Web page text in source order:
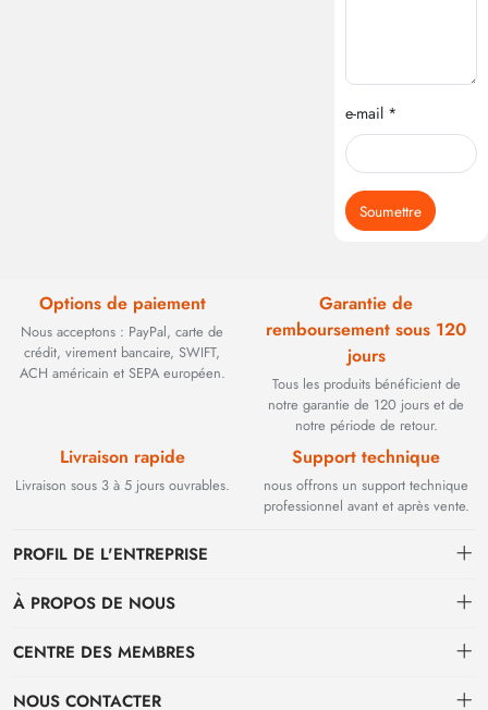
e-mail *
Soumettre
Options de paiement
Nous acceptons : PayPal, carte de
crédit, virement bancaire, SWIFT,
ACH américain et SEPA européen.
Garantie de
remboursement sous 120
jours
Tous les produits bénéficient de
notre garantie de 120 jours et de
notre période de retour.
Livraison rapide
Livraison sous 3 à 5 jours ouvrables.
Support technique
nous offrons un support technique
professionnel avant et après vente.
PROFIL DE L'ENTREPRISE
Fondée en 2002, BEYOND TECHNOLOGY INTERNATIONAL LIMITED
performance. Face à l'évolution des réseaux industriels, nous avons
À PROPOS DE NOUS
Contact
CENTRE DES MEMBRES
centre personnel
NOUS CONTACTER